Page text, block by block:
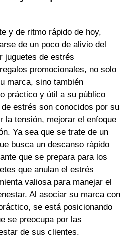
y de ritmo rápido de hoy,
de un poco de alivio del
juguetes de estrés
promocionales, no solo
marca, sino también
práctico y útil a su público
estrés son conocidos por su
la tensión, mejorar el enfoque
Ya sea que se trate de un
busca un descanso rápido
que se prepara para los
que anulan el estrés
valiosa para manejar el
Al asociar su marca con
se está posicionando
se preocupa por las
de sus clientes.